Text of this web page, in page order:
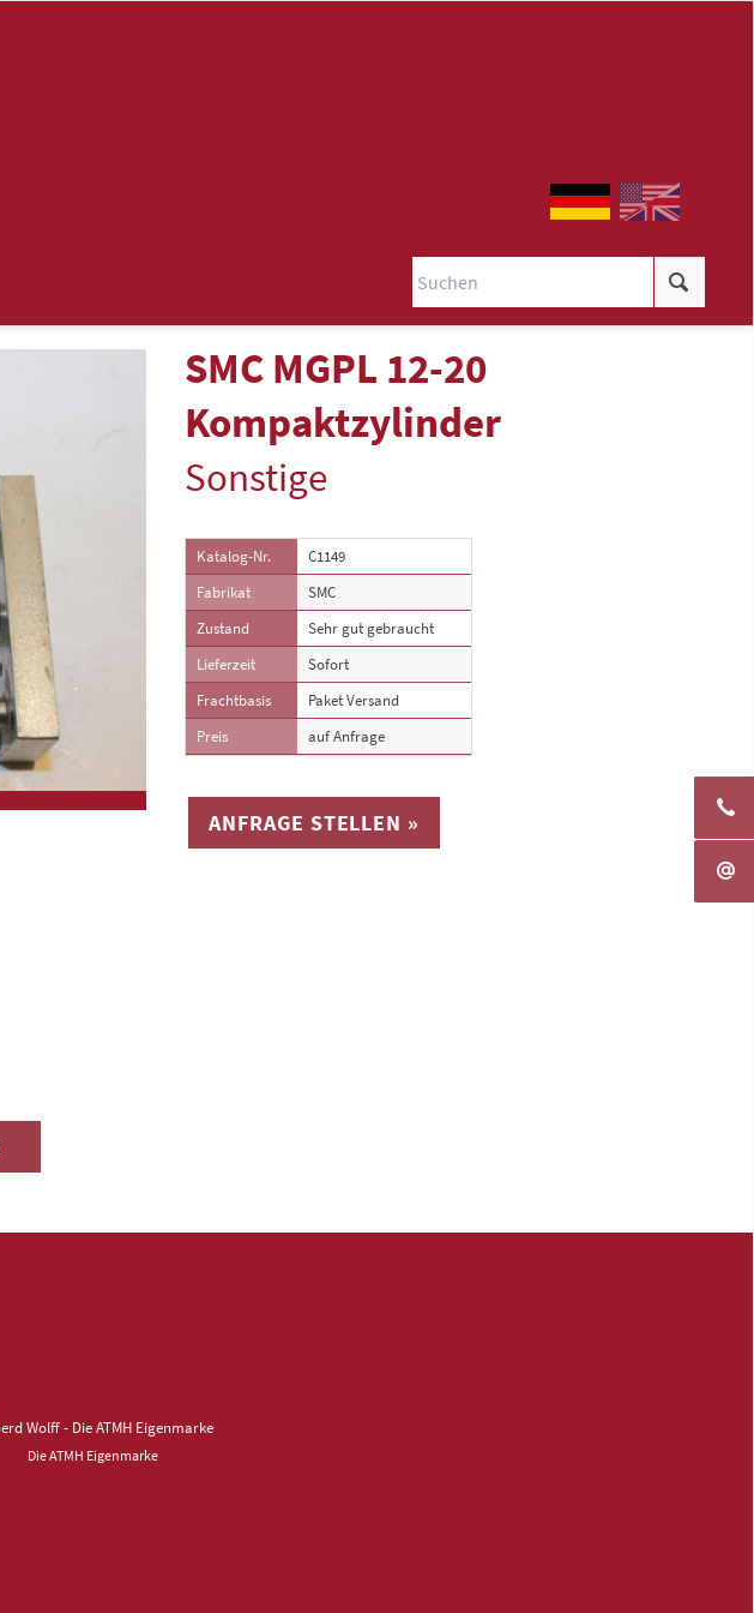
SMC MGPL 12-20
Kompaktzylinder
Sonstige
Katalog-Nr.
C1149
Fabrikat
SMC
Zustand
Sehr gut gebraucht
Lieferzeit
Sofort
Frachtbasis
Paket Versand
Preis
auf Anfrage
ANFRAGE STELLEN »
Die ATMH Eigenmarke